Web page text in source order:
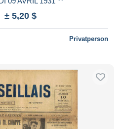
± 5,20 $
Privatperson